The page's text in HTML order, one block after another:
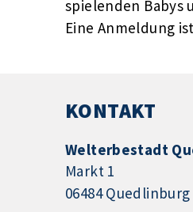
spielenden Babys
Eine Anmeldung
KONTAKT
Welterbestadt
Markt 1
06484 Quedlinburg